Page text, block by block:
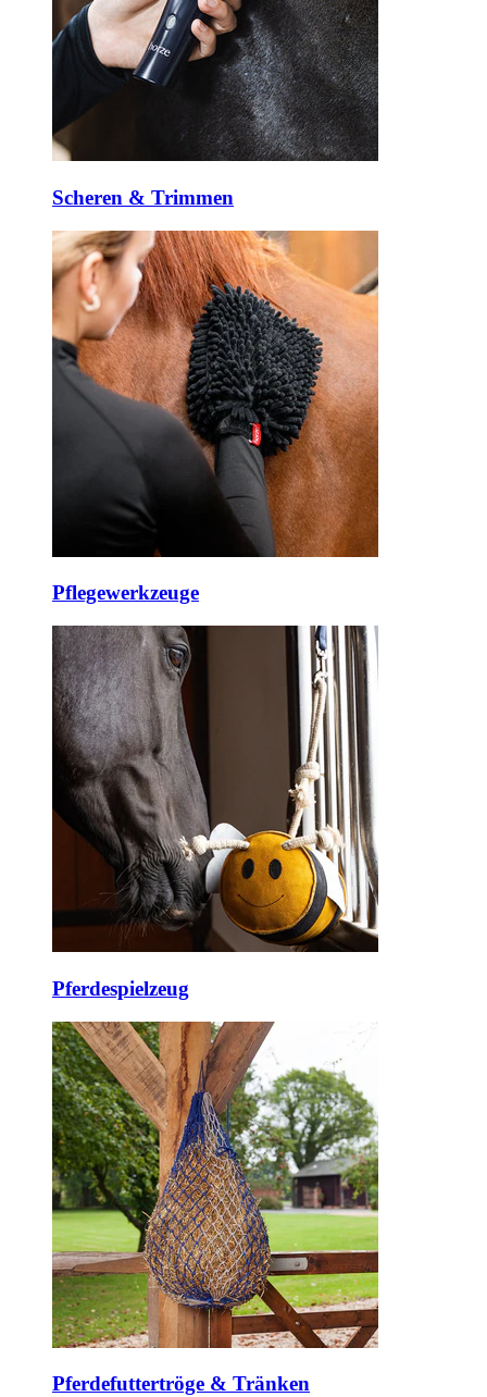
Scheren & Trimmen
Pflegewerkzeuge
Pferdespielzeug
Pferdefuttertröge & Tränken